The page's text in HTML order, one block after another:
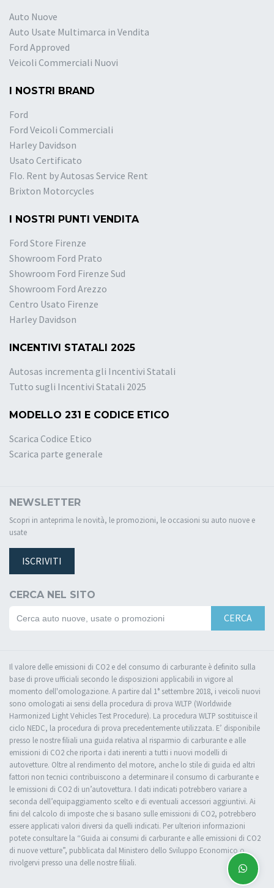
Auto Nuove
Auto Usate Multimarca in Vendita
Ford Approved
Veicoli Commerciali Nuovi
I NOSTRI BRAND
Ford
Ford Veicoli Commerciali
Harley Davidson
Usato Certificato
Flo. Rent by Autosas Service Rent
Brixton Motorcycles
I NOSTRI PUNTI VENDITA
Ford Store Firenze
Showroom Ford Prato
Showroom Ford Firenze Sud
Showroom Ford Arezzo
Centro Usato Firenze
Harley Davidson
INCENTIVI STATALI 2025
Autosas incrementa gli Incentivi Statali
Tutto sugli Incentivi Statali 2025
MODELLO 231 E CODICE ETICO
Scarica Codice Etico
Scarica parte generale
NEWSLETTER
Scopri in anteprima le novità, le promozioni, le occasioni su auto nuove e
usate
ISCRIVITI
CERCA NEL SITO
CERCA
Il valore delle emissioni di CO2 e del consumo di carburante è definito sulla
base di prove ufficiali secondo le disposizioni applicabili in vigore al
momento dell'omologazione. A partire dal 1° settembre 2018, i veicoli nuovi
sono omologati ai sensi della procedura di prova WLTP (Worldwide
Harmonized Light Vehicles Test Procedure). La procedura WLTP sostituisce il
ciclo NEDC, la procedura di prova precedentemente utilizzata. E’ disponibile
presso le nostre filiali una guida relativa al risparmio di carburante e alle
emissioni di CO2 che riporta i dati inerenti a tutti i nuovi modelli di
autovetture. Oltre al rendimento del motore, anche lo stile di guida ed altri
fattori non tecnici contribuiscono a determinare il consumo di carburante e
le emissioni di CO2 di un’autovettura. I dati indicati potrebbero variare a
seconda dell’equipaggiamento scelto e di eventuali accessori aggiuntivi. Ai
fini del calcolo di imposte che si basano sulle emissioni di CO2, potrebbero
essere applicati valori diversi da quelli indicati. Per ulteriori informazioni
potete consultare la “Guida ai consumi di carburante e alle emissioni di CO2
di nuove vetture”, pubblicata dal Ministero dello Sviluppo Economico o
rivolgervi presso una delle nostre filiali.